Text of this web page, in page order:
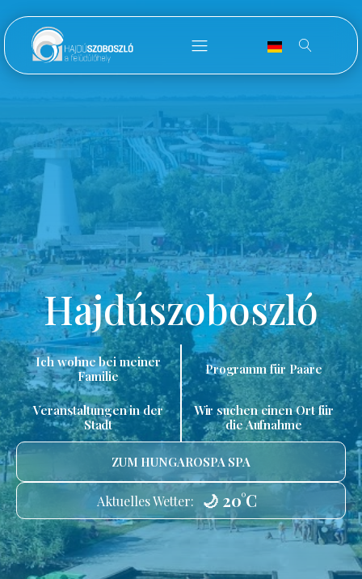
Hajdúszoboszló
Ich wohne bei meiner
Familie
Programm für Paare
Veranstaltungen in der
Stadt
Wir suchen einen Ort für
die Aufnahme
ZUM HUNGAROSPA SPA
Aktuelles Wetter: 🌙 20°C